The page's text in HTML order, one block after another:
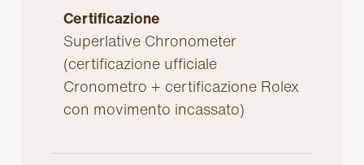
Certificazione
Superlative Chronometer
(certificazione ufficiale
Cronometro + certificazione Rolex
con movimento incassato)